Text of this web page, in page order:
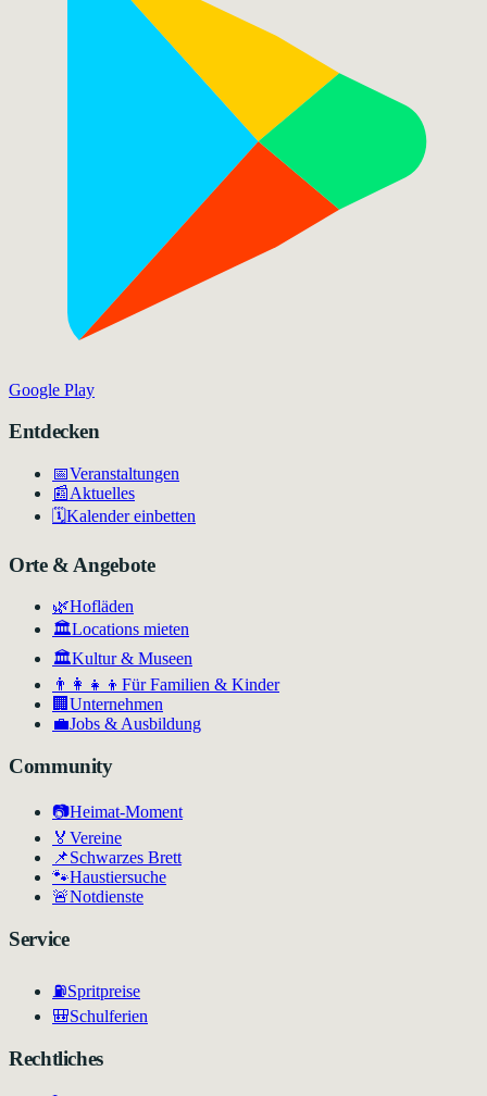
Google Play
Entdecken
📅Veranstaltungen
📰Aktuelles
🗓️Kalender einbetten
Orte & Angebote
🌿Hofläden
🏛️Locations mieten
🏛Kultur & Museen
👨‍👩‍👧‍👦 Für Familien & Kinder
🏢 Unternehmen
💼Jobs & Ausbildung
Community
📷Heimat-Moment
🏅 Vereine
📌Schwarzes Brett
🐾Haustiersuche
🚨Notdienste
Service
⛽Spritpreise
🎒Schulferien
Rechtliches